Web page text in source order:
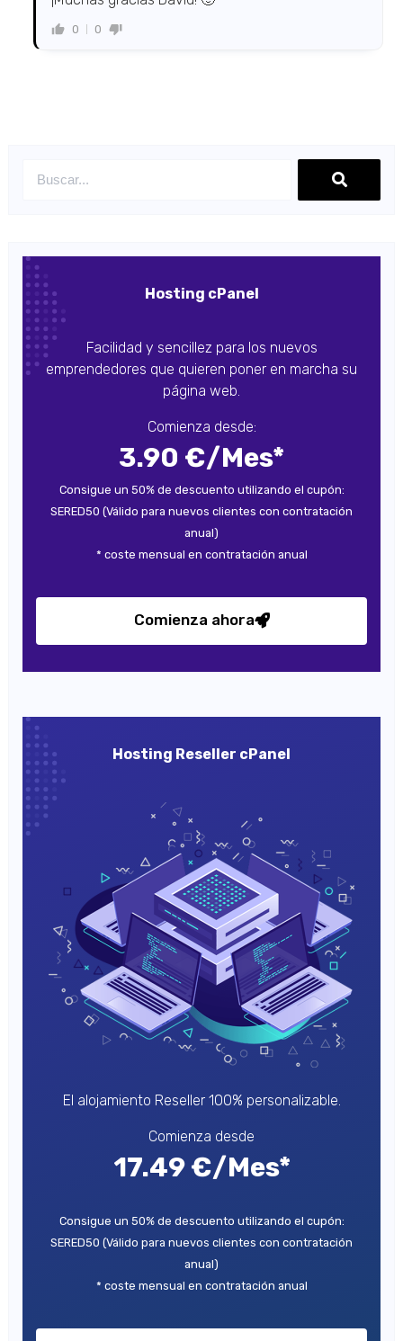
0 0
Hosting cPanel
Facilidad y sencillez para los nuevos
emprendedores que quieren poner en marcha su
página web.
Comienza desde:
3.90 €/Mes*
Consigue un 50% de descuento utilizando el cupón:
SERED50 (Válido para nuevos clientes con contratación
anual)
* coste mensual en contratación anual
Comienza ahora
Hosting Reseller cPanel
El alojamiento Reseller 100% personalizable.
Comienza desde
17.49 €/Mes*
Consigue un 50% de descuento utilizando el cupón:
SERED50 (Válido para nuevos clientes con contratación
anual)
* coste mensual en contratación anual